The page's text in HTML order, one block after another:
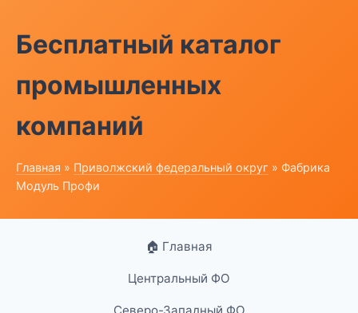
Бесплатный каталог
промышленных
компаний
Главная » Приволжский федеральный округ » Фабрика
Модуль Профи
🏠 Главная
Центральный ФО